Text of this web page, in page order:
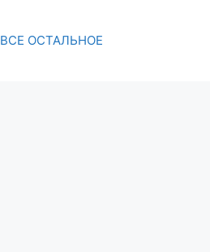
ВСЕ ОСТАЛЬНОЕ